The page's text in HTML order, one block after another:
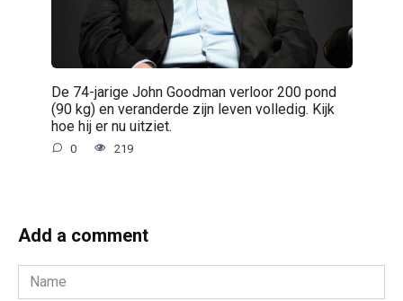
De 74-jarige John Goodman verloor 200 pond
(90 kg) en veranderde zijn leven volledig. Kijk
hoe hij er nu uitziet.
0 219
Add a comment
Name
*